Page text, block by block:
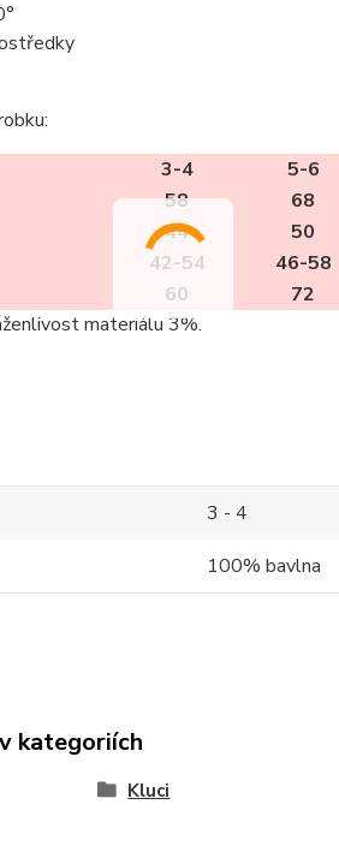
3-4 5-6
58 68
44 50
42-54 46-58
60 72
materiálu 3%.
3 - 4
100% bavlna
kategoriích
Kluci